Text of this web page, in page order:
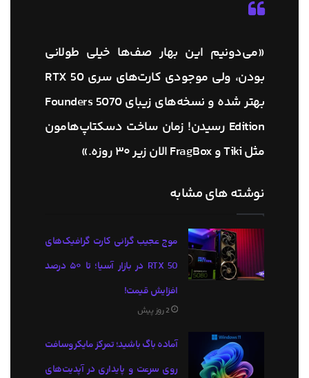
«می‌دونیم این بهار صف‌ها خیلی طولانی
بودن، ولی موجودی کارت‌های سری RTX 50
بهتر شده و نسخه‌های زیبای 5070 Founders
Edition رسیدن! زمان ساخت دسکتاپ‌هامون
مثل Tiki و FragBox الان زیر ۳۰ روزه.»
نوشته های مشابه
موج عجیب گرانی کارت گرافیک‌های
RTX 50 در بازار آسیا؛ تا ۵۰ درصد
افزایش قیمت!
2 روز پیش
آماده باگ باشید؛ تمرکز مایکروسافت
روی سرعت و پایداری در آپدیت‌های